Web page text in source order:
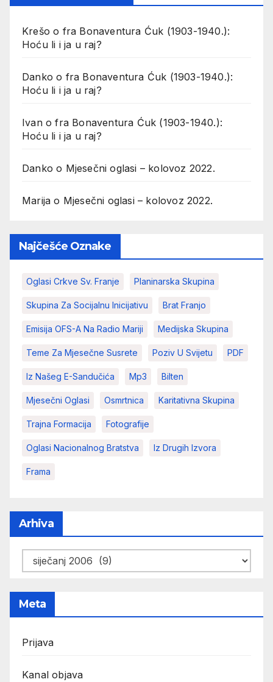
Krešo o fra Bonaventura Ćuk (1903-1940.):
Hoću li i ja u raj?
Danko o fra Bonaventura Ćuk (1903-1940.):
Hoću li i ja u raj?
Ivanofra Bonaventura Ćuk (1903-1940.):
Hoću li i ja u raj?
Danko o Mjesečni oglasi – kolovoz 2022.
Marija o Mjesečni oglasi – kolovoz 2022.
Najčešće Oznake
Oglasi Crkve Sv. Franje Planinarska Skupina
Skupina Za Socijalnu Inicijativu Brat Franjo
Emisija OFS-A Na Radio Mariji Medijska Skupina
Teme Za Mjesečne Susrete Poziv U Svijetu PDF
Iz Našeg E-Sandučića Mp3 Bilten
Mjesečni Oglasi Osmrtnica Karitativna Skupina
Trajna Formacija Fotografije
Oglasi Nacionalnog Bratstva Iz Drugih Izvora
Frama
Arhiva
Arhiva
Meta
Prijava
Kanal objava